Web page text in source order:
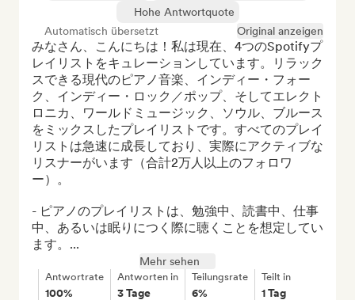
Hohe Antwortquote
Automatisch übersetzt
Original anzeigen
みなさん、こんにちは！私は現在、4つのSpotifyプ
レイリストをキュレーションしています。リラック
スできる現代のピアノ音楽、インディー・フォー
ク、インディー・ロック／ポップ、そしてエレクト
ロニカ、ワールドミュージック、ソウル、ブルース
をミックスしたプレイリストです。すべてのプレイ
リストは急速に成長しており、実際にアクティブな
リスナーがいます（合計2万人以上のフォロワ
ー）。
- ピアノのプレイリストは、勉強中、読書中、仕事
中、あるいは眠りにつく際に聴くことを想定してい
ます。...
Mehr sehen
Antwortrate
100%
Antworten in
3 Tage
Teilungsrate
6%
Teilt in
1 Tag